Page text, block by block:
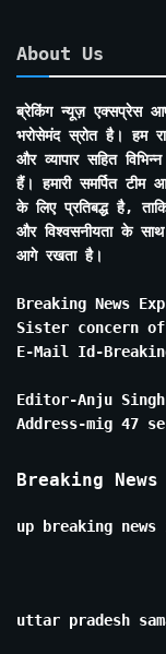
About Us
ब्रेकिंग न्यूज़ एक्सप्रेस
भरोसेमंद स्रोत है। हम
और व्यापार सहित
हैं। हमारी समर्पित
के लिए प्रतिबद्ध है,
और विश्वसनीयता के
आगे रखता है।
Breaking News
Sister concern
E-Mail Id-
Editor-Anju Singh
Address-mig 47
Breaking
up breaking
uttar pradesh